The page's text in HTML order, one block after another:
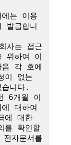
는 이용
발급합니
사는 접근
위하여 이
음 각 호에
이 없는
니다.
6개월 이
대하여
에 대한
를 확인할
자문서를